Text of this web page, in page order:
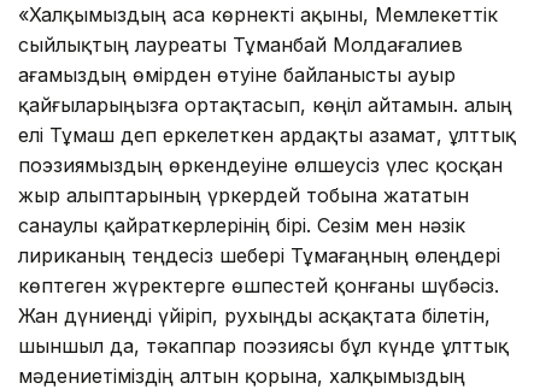
«Халқымыздың аса көрнекті ақыны, Мемлекеттік
сыйлықтың лауреаты Тұманбай Молдағалиев
ағамыздың өмірден өтуіне байланысты ауыр
қайғыларыңызға ортақтасып, көңіл айтамын. Қалың
елі Тұмаш деп еркелеткен ардақты азамат, ұлттық
поэзиямыздың өркендеуіне өлшеусіз үлес қосқан
жыр алыптарының үркердей тобына жататын
санаулы қайраткерлерінің бірі. Сезім мен нәзік
лириканың теңдесіз шебері Тұмағаңның өлеңдері
көптеген жүректерге өшпестей қонғаны шүбәсіз.
Жан дүниеңді үйіріп, рухыңды асқақтата білетін,
шыншыл да, тәкаппар поэзиясы бұл күнде ұлттық
мәдениетіміздің алтын қорына, халқымыздың